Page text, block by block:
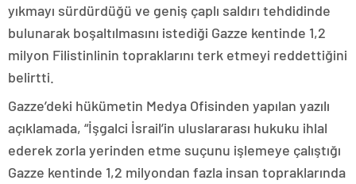
yıkmayı sürdürdüğü ve geniş çaplı saldırı tehdidinde
bulunarak boşaltılmasını istediği Gazze kentinde 1,2
milyon Filistinlinin topraklarını terk etmeyi reddettiğini
belirtti.
Gazze’deki hükümetin Medya Ofisinden yapılan yazılı
açıklamada, “İşgalci İsrail’in uluslararası hukuku ihlal
ederek zorla yerinden etme suçunu işlemeye çalıştığı
Gazze kentinde 1,2 milyondan fazla insan topraklarında